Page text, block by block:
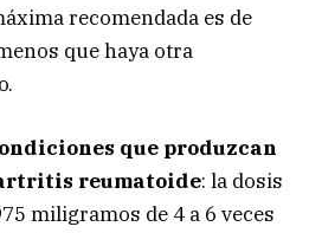
recomendada es de
que haya otra
que produzcan
reumatoide: la dosis
miligramos de 4 a 6 veces